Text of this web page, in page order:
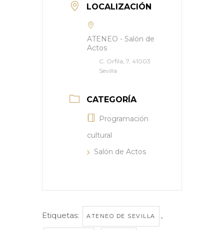
LOCALIZACIÓN
ATENEO - Salón de
Actos
C. Orfila, 7, 41003
Sevilla
CATEGORÍA
Programación
cultural
Salón de Actos
Etiquetas: ATENEO DE SEVILLA ,